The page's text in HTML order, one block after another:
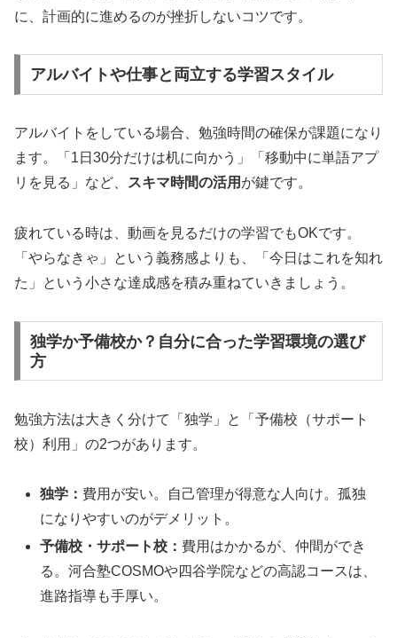
に、計画的に進めるのが挫折しないコツです。
アルバイトや仕事と両立する学習スタイル
アルバイトをしている場合、勉強時間の確保が課題になり
ます。「1日30分だけは机に向かう」「移動中に単語アプ
リを見る」など、
スキマ時間の活用 が鍵です。
疲れている時は、動画を見るだけの学習でもOKです。
「やらなきゃ」という義務感よりも、「今日はこれを知れ
た」という小さな達成感を積み重ねていきましょう。
独学か予備校か？自分に合った学習環境の選び
方
勉強方法は大きく分けて「独学」と「予備校（サポート
校）利用」の2つがあります。
独学： 費用が安い。自己管理が得意な人向け。孤独
になりやすいのがデメリット。
予備校・サポート校： 費用はかかるが、仲間ができ
る。河合塾COSMOや四谷学院などの高認コースは、
進路指導も手厚い。